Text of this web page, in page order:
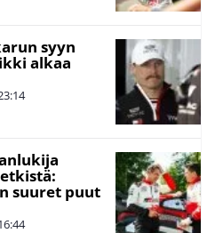
syyn
alkaa
suuret puut